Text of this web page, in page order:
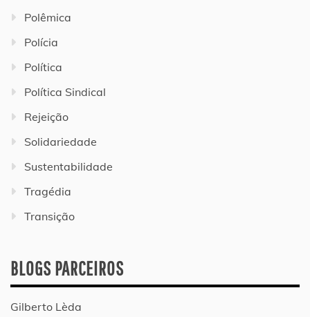
Polêmica
Polícia
Política
Política Sindical
Rejeição
Solidariedade
Sustentabilidade
Tragédia
Transição
BLOGS PARCEIROS
Gilberto Lèda